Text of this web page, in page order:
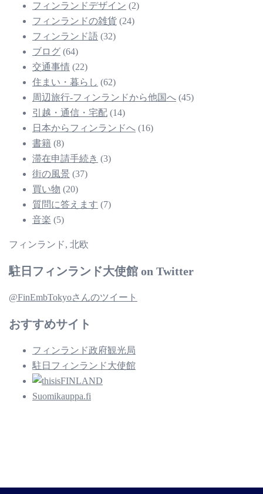
フィンランドデザイン (2)
フィンランドの雑貨 (24)
フィンランド語 (32)
ブログ (64)
交通事情 (22)
住まい・暮らし (62)
周辺旅行-フィンランドから他国へ (45)
引越・通信・宅配 (14)
日本からフィンランドへ (16)
書籍 (8)
滞在申請手続き (3)
街の風景 (37)
買い物 (20)
質問に答えます (7)
音楽 (5)
フィンランド, 北欧
駐日フィンランド大使館 on Twitter
@FinEmbTokyoさんのツイート
おすすめサイト
フィンランド政府観光局
駐日フィンランド大使館
Suomikauppa.fi